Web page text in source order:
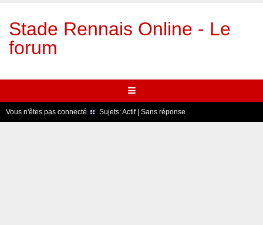
Stade Rennais Online - Le
forum
Vous n'êtes pas connecté. Sujets:Actif| Sans réponse